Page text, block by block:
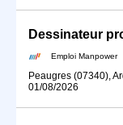
Emploi Manpower
Peaugres (07340),
01/08/2026